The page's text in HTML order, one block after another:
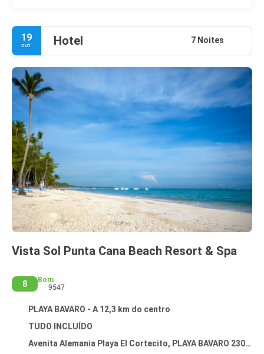
19
out. Hotel 7 Noites
Vista Sol Punta Cana Beach Resort & Spa
8
Bom
9547
PLAYA BAVARO - A 12,3 km do centro
TUDO INCLUÍDO
Avenita Alemania Playa El Cortecito, PLAYA BAVARO 23000